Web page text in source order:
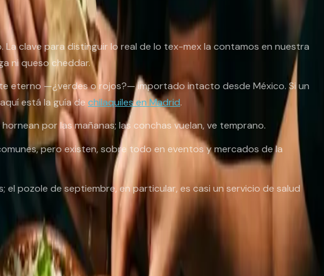
médica. Para eso conviene tener el mapa hecho de antemano:
clave para distinguir lo real de lo tex-mex la contamos en nuestra
ni queso cheddar.
eterno —¿verdes o rojos?— importado intacto desde México. Si un
está la guía de chilaquiles en Madrid.
por las mañanas; las conchas vuelan, ve temprano.
pero existen, sobre todo en eventos y mercados de la
el pozole de septiembre, en particular, es casi un servicio de salud
de México.